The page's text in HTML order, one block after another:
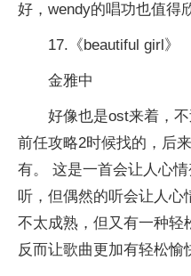
好，wendy的唱功也值得
17.《beautiful girl》
金雅中
好像也是ost来着，
前任攻略2时候找的，后
有。 这是一首会让人心
听，但偶然的听会让人心
不太成熟，但又有一种轻
反而让歌曲更加有轻松愉